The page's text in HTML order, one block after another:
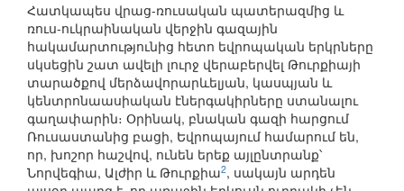
Հատկապես վրաց-ռուսական պատերազմից և
ռուս-ուկրաինական վերջին գազային
հակամարտությունից հետո եվրոպական երկրները
սկսեցին շատ ավելի լուրջ վերաբերվել Թուրքիայի
տարածքով մերձավորարևելյան, կասպյան և
կենտրոնաասիական էներգակիրները ստանալու
գաղափարին։ Օրինակ, բնական գազի հարցում
Ռուսաստանից բացի, Եվրոպայում համարում են,
որ, խոշոր հաշվով, ունեն երեք այլընտրանք՝
Նորվեգիա, Ալժիր և Թուրքիա2, սակայն արդեն